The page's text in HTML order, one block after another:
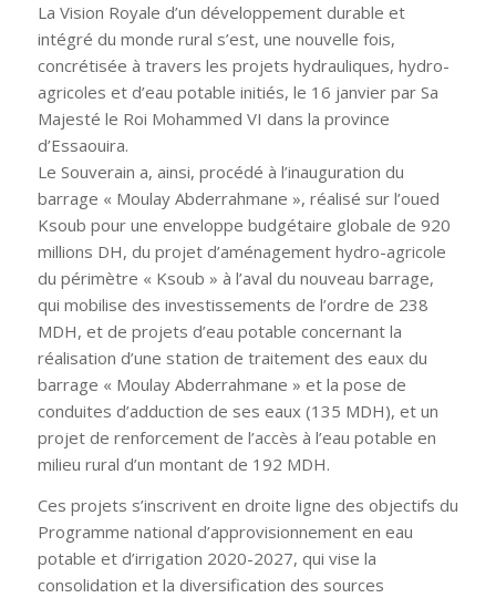
La Vision Royale d’un développement durable et
intégré du monde rural s’est, une nouvelle fois,
concrétisée à travers les projets hydrauliques, hydro-
agricoles et d’eau potable initiés, le 16 janvier par Sa
Majesté le Roi Mohammed VI dans la province
d’Essaouira.
Le Souverain a, ainsi, procédé à l’inauguration du
barrage « Moulay Abderrahmane », réalisé sur l’oued
Ksoub pour une enveloppe budgétaire globale de 920
millions DH, du projet d’aménagement hydro-agricole
du périmètre « Ksoub » à l’aval du nouveau barrage,
qui mobilise des investissements de l’ordre de 238
MDH, et de projets d’eau potable concernant la
réalisation d’une station de traitement des eaux du
barrage « Moulay Abderrahmane » et la pose de
conduites d’adduction de ses eaux (135 MDH), et un
projet de renforcement de l’accès à l’eau potable en
milieu rural d’un montant de 192 MDH.
Ces projets s’inscrivent en droite ligne des objectifs du
Programme national d’approvisionnement en eau
potable et d’irrigation 2020-2027, qui vise la
consolidation et la diversification des sources